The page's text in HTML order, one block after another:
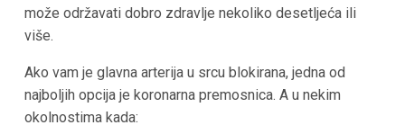
može održavati dobro zdravlje nekoliko desetljeća ili
više.
Ako vam je glavna arterija u srcu blokirana, jedna od
najboljih opcija je koronarna premosnica. A u nekim
okolnostima kada: